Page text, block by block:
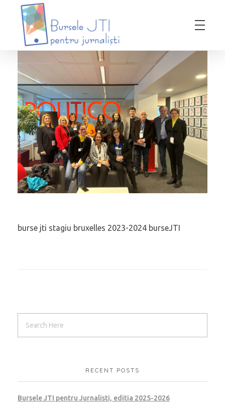
Bursele JTI pentru Jurnalisti
ediția 2018-2019
burse jti stagiu bruxelles 2023-2024 burseJTI
RECENT POSTS
Bursele JTI pentru Jurnalisti, editia 2025-2026